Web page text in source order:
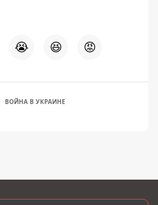
😭 😆 😡
ВОЙНА В УКРАИНЕ